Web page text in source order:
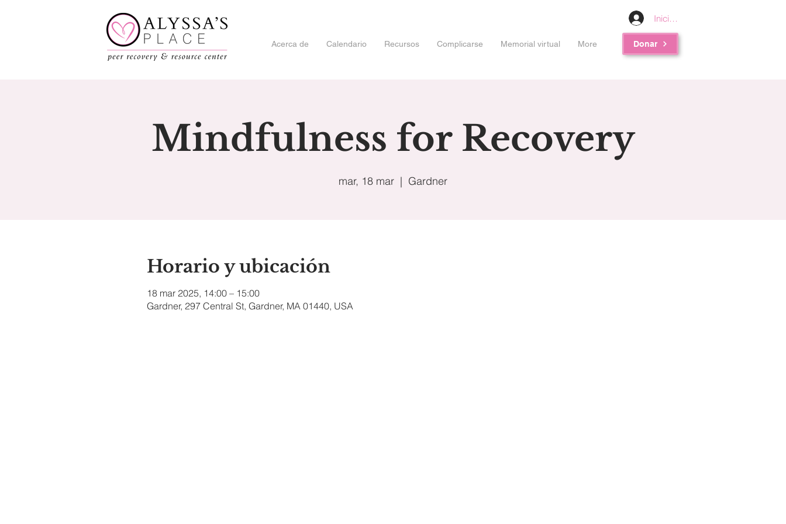
Iniciar sesión
Acerca de Calendario Recursos Complicarse Memorial virtual More Donar
Mindfulness for Recovery
mar, 18 mar
  |
Gardner
Horario y ubicación
18 mar 2025, 14:00 – 15:00
Gardner, 297 Central St, Gardner, MA 01440, USA